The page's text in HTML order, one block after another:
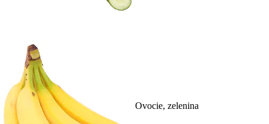
Ovocie, zelenina